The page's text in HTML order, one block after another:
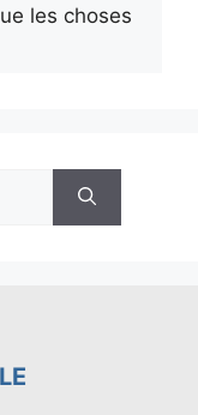
les choses